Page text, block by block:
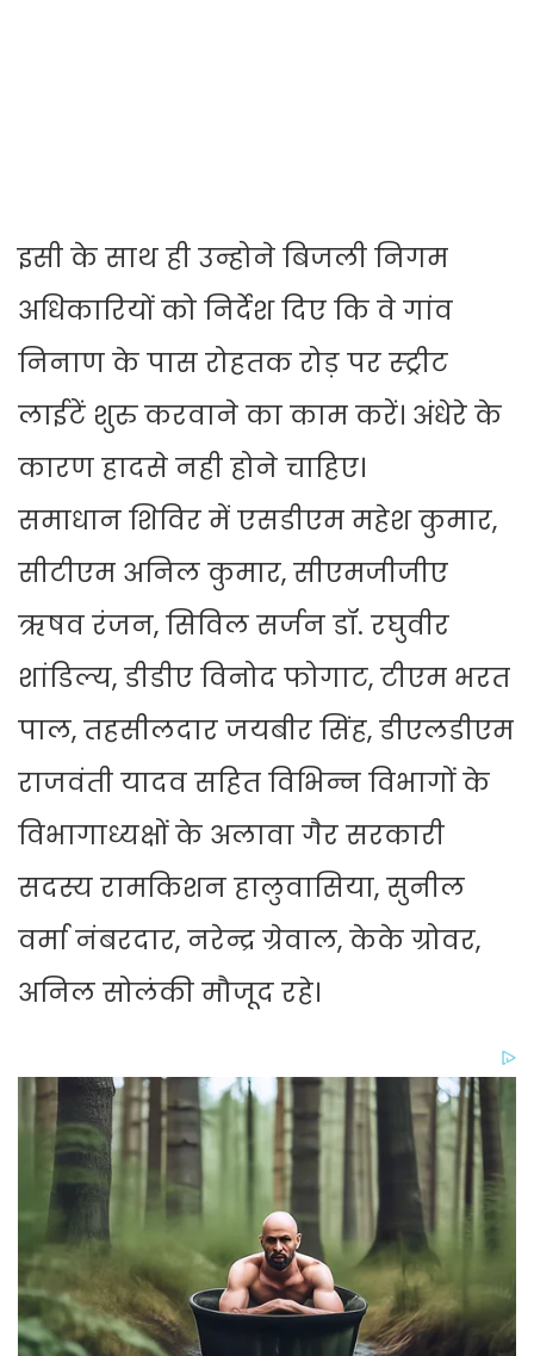
इसी के साथ ही उन्होने बिजली निगम
अधिकारियों को निर्देश दिए कि वे गांव
निनाण के पास रोहतक रोड़ पर स्ट्रीट
लाईटें शुरु करवाने का काम करें। अंधेरे के
कारण हादसे नही होने चाहिए।
समाधान शिविर में एसडीएम महेश कुमार,
सीटीएम अनिल कुमार, सीएमजीजीए
ऋषव रंजन, सिविल सर्जन डॉ. रघुवीर
शांडिल्य, डीडीए विनोद फोगाट, टीएम भरत
पाल, तहसीलदार जयबीर सिंह, डीएलडीएम
राजवंती यादव सहित विभिन्न विभागों के
विभागाध्यक्षों के अलावा गैर सरकारी
सदस्य रामकिशन हालुवासिया, सुनील
वर्मा नंबरदार, नरेन्द्र ग्रेवाल, केके ग्रोवर,
अनिल सोलंकी मौजूद रहे।